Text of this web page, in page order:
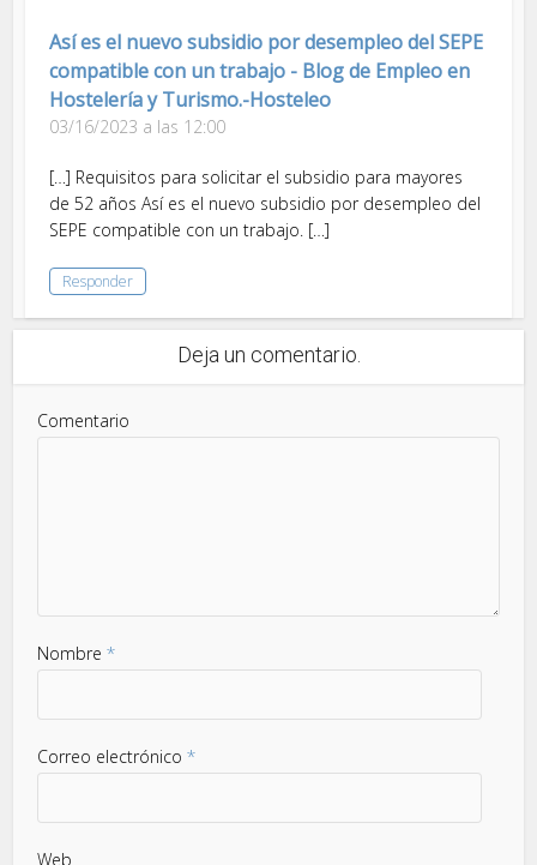
Así es el nuevo subsidio por desempleo del SEPE
compatible con un trabajo - Blog de Empleo en
Hostelería y Turismo.-Hosteleo
03/16/2023 a las 12:00
[…] Requisitos para solicitar el subsidio para mayores
de 52 años Así es el nuevo subsidio por desempleo del
SEPE compatible con un trabajo. […]
Responder
Deja un comentario.
Comentario
Nombre*
Correo electrónico*
Web